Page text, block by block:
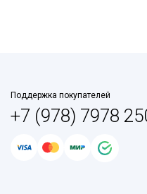
Поддержка покупателей
+7 (978) 7978